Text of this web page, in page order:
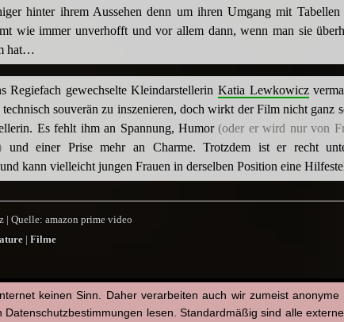
hinter ihrem Aussehen denn um ihren Umgang mit
wie immer unverhofft und vor allem dann, wenn man sie
hat…
Regiefach gewechselte Kleindarstellerin Katia Lewkowicz
technisch souverän zu inszenieren, doch wirkt der Film nicht ganz
Es fehlt ihm an Spannung, Humor(oder er wird nur von
und einer Prise mehr an Charme. Trotzdem ist er recht
kann vielleicht jungen Frauen in derselben Position eine
| Quelle: amazon prime video
|Filme
WhatsApp
Facebook
X Tumblr
Pinterest
Teilen
keinen Sinn. Daher verarbeiten auch wir zumeist
lesen. Standardmäßig sind alle